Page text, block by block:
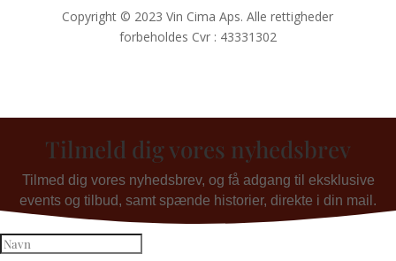
Copyright © 2023 Vin Cima Aps. Alle rettigheder
forbeholdes Cvr : 43331302
Tilmeld dig vores nyhedsbrev
Tilmed dig vores nyhedsbrev, og få adgang til eksklusive
events og tilbud, samt spænde historier, direkte i din mail.